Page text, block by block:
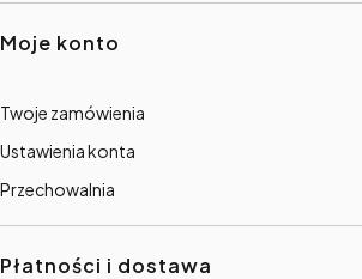
Linki w stopce
Moje konto
Twoje zamówienia
Ustawienia konta
Przechowalnia
Płatności i dostawa